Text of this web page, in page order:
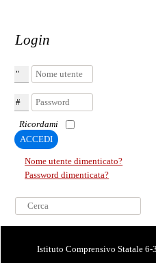
Login
Nome utente
Password
Ricordami
ACCEDI
Nome utente dimenticato?
Password dimenticata?
Cerca...
Istituto Comprensivo Statale